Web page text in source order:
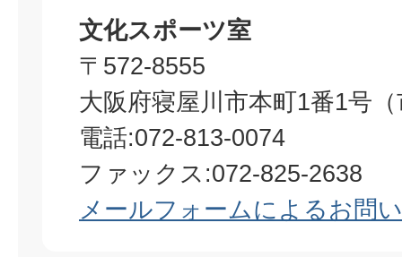
文化スポーツ室
〒572-8555
大阪府寝屋川市本町1番1号
電話:072-813-0074
ファックス:072-825-2638
メールフォームによるお問